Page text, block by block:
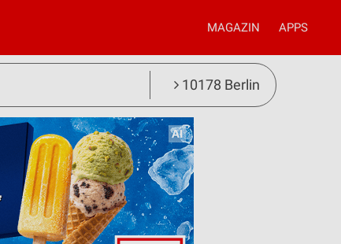
MAGAZIN APPS
10178 Berlin